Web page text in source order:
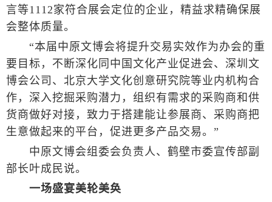
言等1112家符合展会定位的企业，精益求精确保展
会整体质量。
“本届中原文博会将提升交易实效作为办会的重
要目标，不断深化同中国文化产业促进会、深圳文
博会公司、北京大学文化创意研究院等业内机构合
作，深入挖掘采购潜力，组织有需求的采购商和供
货商做好对接，致力于搭建能让参展商、采购商把
生意做起来的平台，促进更多产品交易。”
中原文博会组委会负责人、鹤壁市委宣传部副
部长叶成民说。
一场盛宴美轮美奂